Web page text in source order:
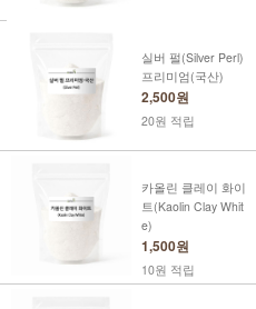
실버 펄(Silver Perl)
프리미엄(국산)
2,500원
20원 적립
카올린 클레이 화이
트(Kaolin Clay Whit
e)
1,500원
10원 적립